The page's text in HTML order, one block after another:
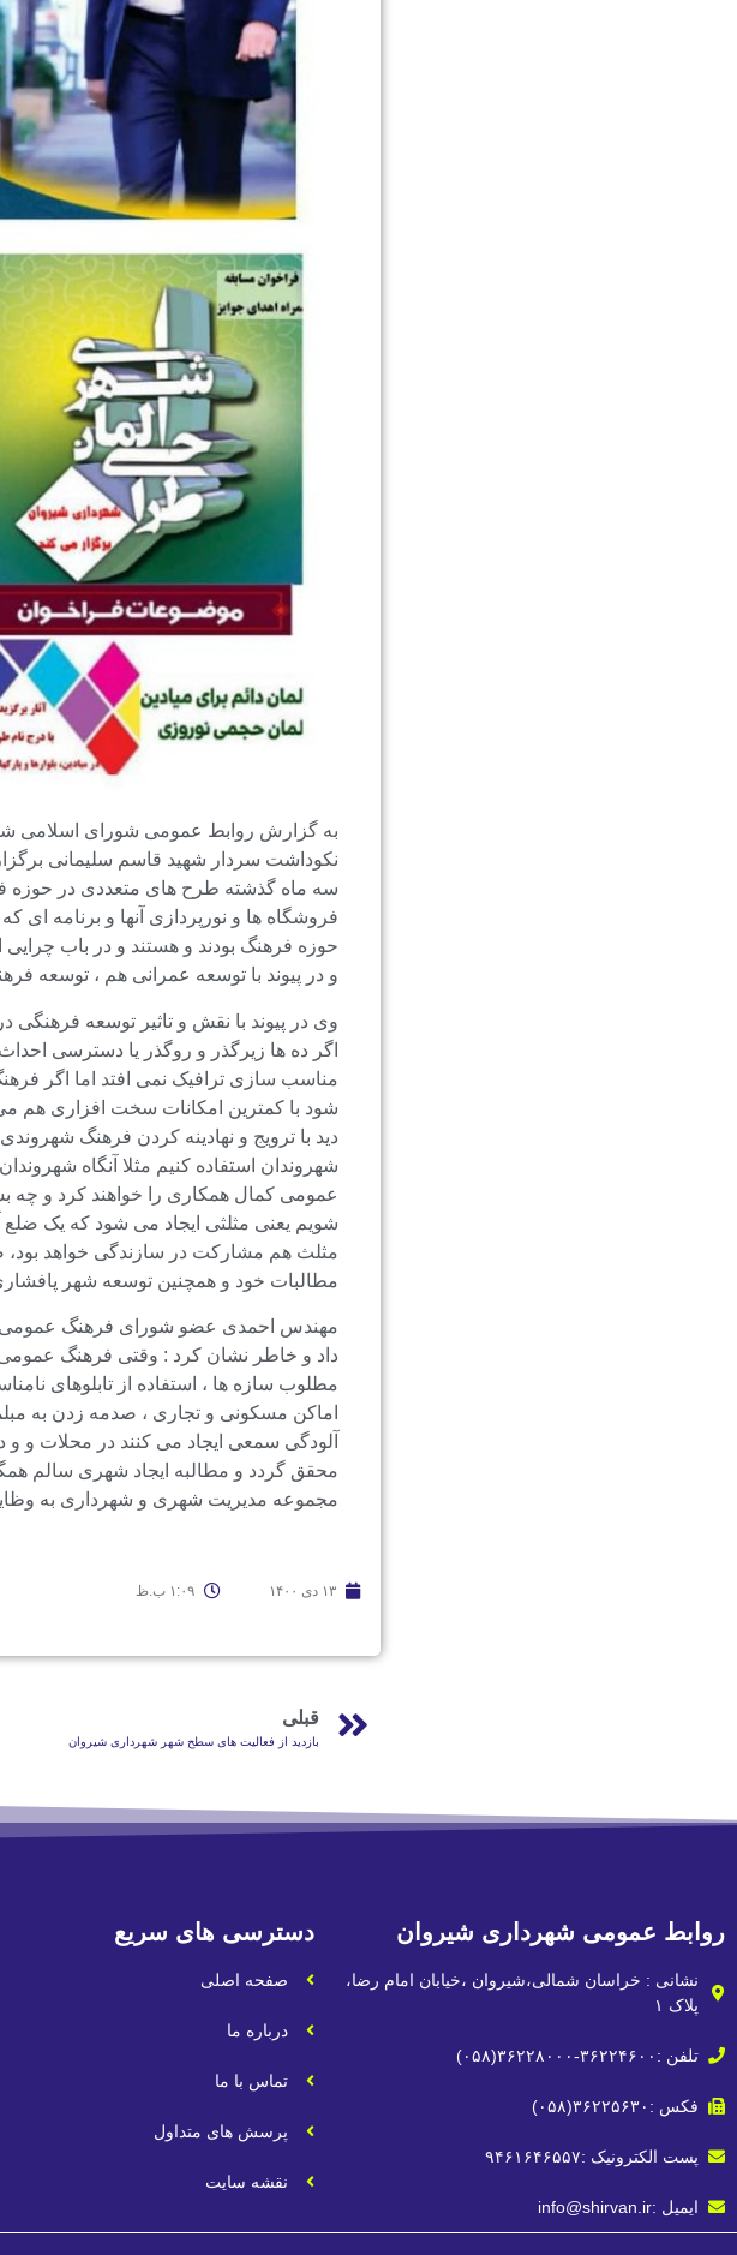
به گزارش روابط عمومی شورای اسلامی
نکوداشت سردار شهید قاسم سلیمانی
سه ماه گذشته طرح های متعددی در حوزه
فروشگاه ها و نورپردازی آنها و برنامه
حوزه فرهنگ بودند و هستند و در باب
و در پیوند با توسعه عمرانی هم ، توسعه
وی در پیوند با نقش و تاثیر توسعه
اگر ده ها زیرگذر و روگذر یا دسترسی
مناسب سازی ترافیک نمی افتد اما اگر
شود با کمترین امکانات سخت افزاری هم می
دید با ترویج و نهادینه کردن فرهنگ
شهروندان استفاده کنیم مثلا آنگاه
عمومی کمال همکاری را خواهند کرد و چه
شویم یعنی مثلثی ایجاد می شود که یک
مثلث هم مشارکت در سازندگی خواهد بود،
مطالبات خود و همچنین توسعه شهر
مهندس احمدی عضو شورای فرهنگ عمومی
داد و خاطر نشان کرد : وقتی فرهنگ عمومی
مطلوب سازه ها ، استفاده از تابلوهای
اماکن مسکونی و تجاری ، صدمه زدن به
آلودگی سمعی ایجاد می کنند در محلات و و
محقق گردد و مطالبه ایجاد شهری سالم
مجموعه مدیریت شهری و شهرداری به
۱۳ دی ۱۴۰۰ ۱:۰۹ ب.ظ
قبلی
بازدید از فعالیت های سطح شهر شهرداری شیروان
روابط عمومی شهرداری شیروان
نشانی : خراسان شمالی،شیروان ،خیابان امام رضا،
پلاک ۱
تلفن :۳۶۲۲۴۶۰۰-۳۶۲۲۸۰۰۰(۰۵۸)
فکس :۳۶۲۲۵۶۳۰(۰۵۸)
پست الکترونیک :۹۴۶۱۶۴۶۵۵۷
ایمیل :info@shirvan.ir
دسترسی های سریع
صفحه اصلی
درباره ما
تماس با ما
پرسش های متداول
نقشه سایت